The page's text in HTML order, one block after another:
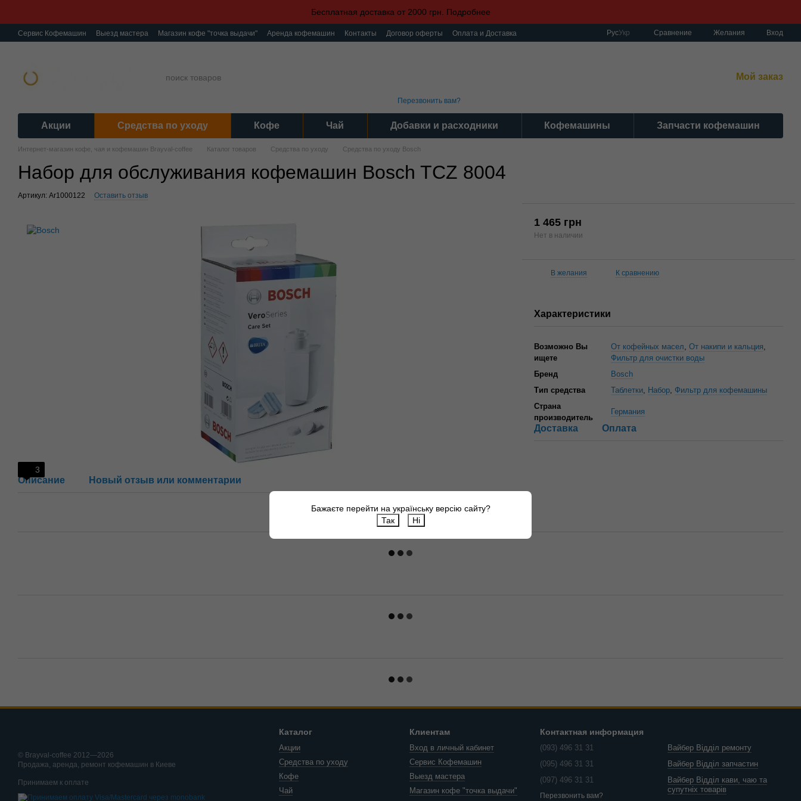
Бесплатная доставка от 2000 грн. Подробнее
Сервис Кофемашин Выезд мастера Магазин кофе "точка выдачи" Аренда кофемашин Контакты Договор оферты
Оплата и Доставка
РусУкр Сравнение Желания Вход
Перезвонить вам?
Мой заказ
Акции Средства по уходу Кофе Чай Добавки и расходники Кофемашины Запчасти кофемашин
Интернет-магазин кофе, чая и кофемашин Brayval-coffee Каталог товаров Средства по уходу Средства по уходу Bosch
Набор для обслуживания кофемашин Bosch TCZ 8004
Артикул: Ar1000122 Оставить отзыв
3
Описание Новый отзыв или комментарий
1 465 грн
Нет в наличии
В желания К сравнению
Характеристики
Возможно Вы
ищете
От кофейных масел, От накипи и кальция,
Фильтр для очистки воды
Бренд
Bosch
Тип средства
Таблетки, Набор, Фильтр для кофемашины
Страна
производитель
Германия
Доставка Оплата
© Brayval-coffee 2012—2026
Продажа, аренда, ремонт кофемашин в Киеве
Принимаем к оплате
Каталог
Акции
Средства по уходу
Кофе
Чай
Клиентам
Вход в личный кабинет
Сервис Кофемашин
Выезд мастера
Магазин кофе "точка выдачи"
Контактная информация
(093) 496 31 31
(095) 496 31 31
(097) 496 31 31
Перезвонить вам?
Вайбер Відділ ремонту
Вайбер Відділ запчастин
Вайбер Відділ кави, чаю та
супутніх товарів
Бажаєте перейти на українську версію сайту?
Так
Ні